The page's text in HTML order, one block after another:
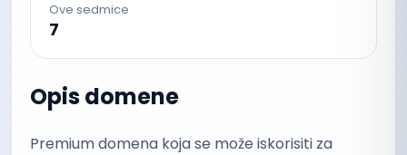
Ove sedmice
7
Opis domene
Premium domena koja se može iskorisiti za